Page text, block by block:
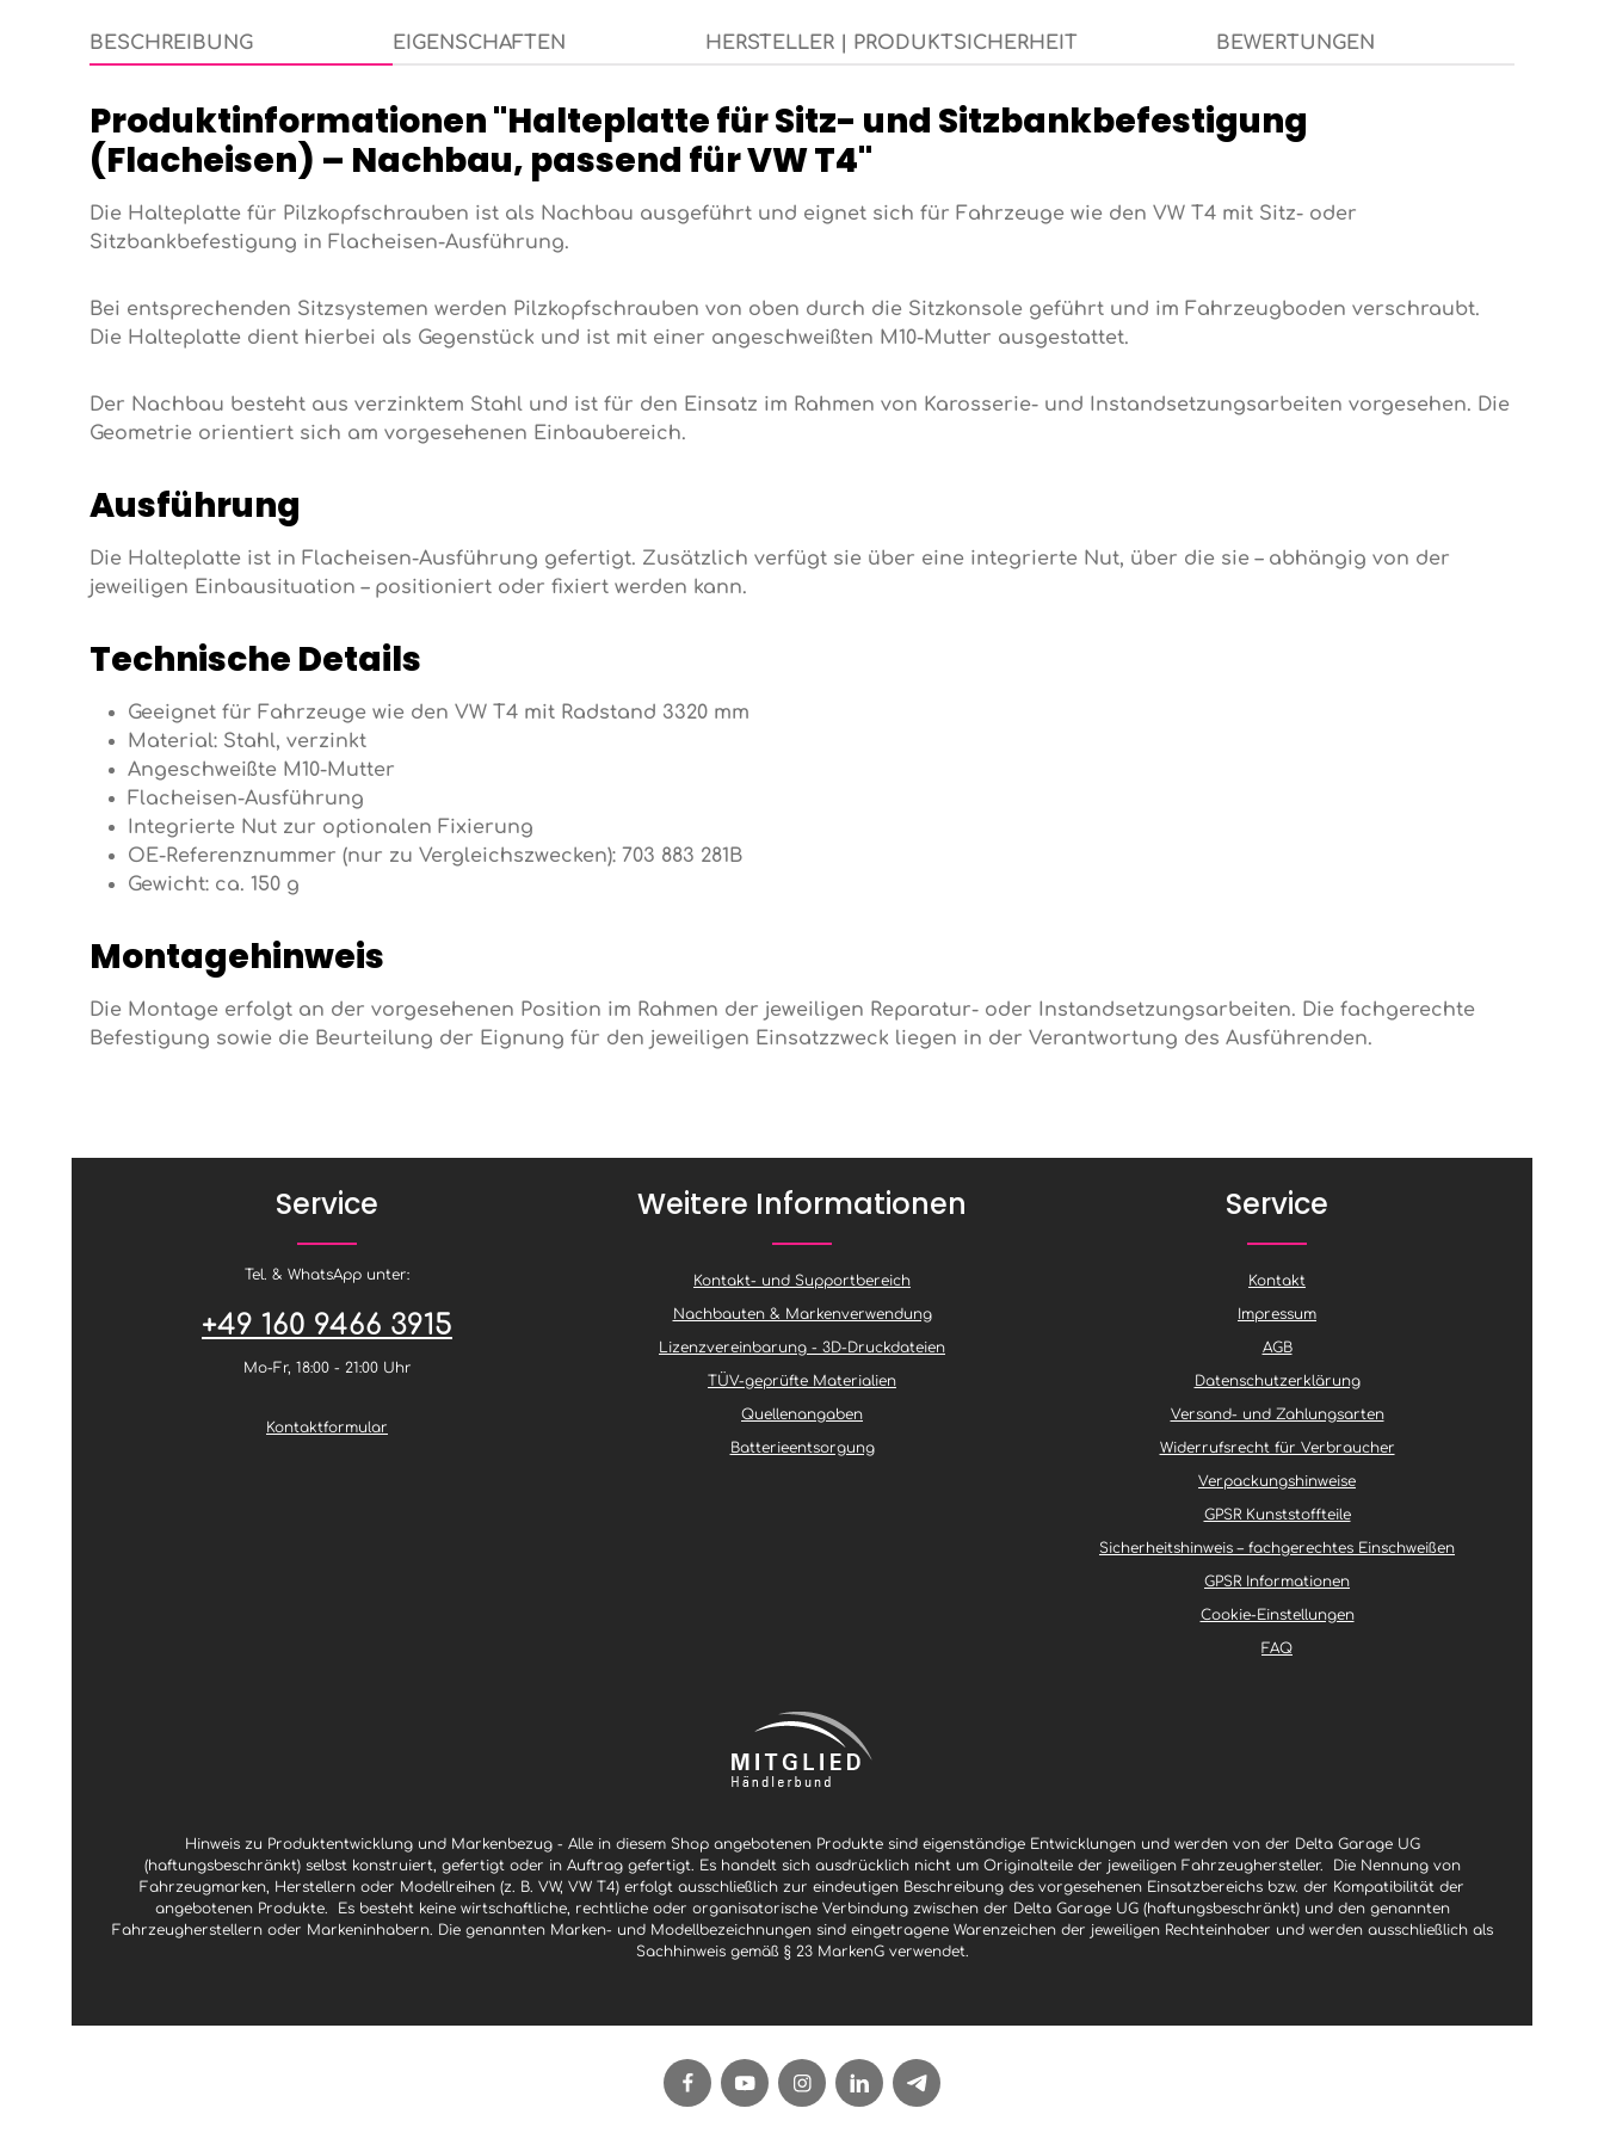
BESCHREIBUNG EIGENSCHAFTEN HERSTELLER | PRODUKTSICHERHEIT BEWERTUNGEN
Produktinformationen "Halteplatte für Sitz- und Sitzbankbefestigung
(Flacheisen) – Nachbau, passend für VW T4"
Die Halteplatte für Pilzkopfschrauben ist als Nachbau ausgeführt und eignet sich für Fahrzeuge wie den VW T4 mit Sitz- oder
Sitzbankbefestigung in Flacheisen-Ausführung.
Bei entsprechenden Sitzsystemen werden Pilzkopfschrauben von oben durch die Sitzkonsole geführt und im Fahrzeugboden verschraubt.
Die Halteplatte dient hierbei als Gegenstück und ist mit einer angeschweißten M10-Mutter ausgestattet.
Der Nachbau besteht aus verzinktem Stahl und ist für den Einsatz im Rahmen von Karosserie- und Instandsetzungsarbeiten vorgesehen. Die
Geometrie orientiert sich am vorgesehenen Einbaubereich.
Ausführung
Die Halteplatte ist in Flacheisen-Ausführung gefertigt. Zusätzlich verfügt sie über eine integrierte Nut, über die sie – abhängig von der
jeweiligen Einbausituation – positioniert oder fixiert werden kann.
Technische Details
Geeignet für Fahrzeuge wie den VW T4 mit Radstand 3320 mm
Material: Stahl, verzinkt
Angeschweißte M10-Mutter
Flacheisen-Ausführung
Integrierte Nut zur optionalen Fixierung
OE-Referenznummer (nur zu Vergleichszwecken): 703 883 281B
Gewicht: ca. 150 g
Montagehinweis
Die Montage erfolgt an der vorgesehenen Position im Rahmen der jeweiligen Reparatur- oder Instandsetzungsarbeiten. Die fachgerechte
Befestigung sowie die Beurteilung der Eignung für den jeweiligen Einsatzzweck liegen in der Verantwortung des Ausführenden.
Service
Tel. & WhatsApp unter:
+49 160 9466 3915
Mo-Fr, 18:00 - 21:00 Uhr
Kontaktformular
Weitere Informationen
Kontakt- und Supportbereich
Nachbauten & Markenverwendung
Lizenzvereinbarung - 3D-Druckdateien
TÜV-geprüfte Materialien
Quellenangaben
Batterieentsorgung
Service
Kontakt
Impressum
AGB
Datenschutzerklärung
Versand- und Zahlungsarten
Widerrufsrecht für Verbraucher
Verpackungshinweise
GPSR Kunststoffteile
Sicherheitshinweis – fachgerechtes Einschweißen
GPSR Informationen
Cookie-Einstellungen
FAQ
Hinweis zu Produktentwicklung und Markenbezug - Alle in diesem Shop angebotenen Produkte sind eigenständige Entwicklungen und werden von der Delta Garage UG
(haftungsbeschränkt) selbst konstruiert, gefertigt oder in Auftrag gefertigt. Es handelt sich ausdrücklich nicht um Originalteile der jeweiligen Fahrzeughersteller.
Die Nennung von
Fahrzeugmarken, Herstellern oder Modellreihen (z. B. VW, VW T4) erfolgt ausschließlich zur eindeutigen Beschreibung des vorgesehenen Einsatzbereichs bzw. der Kompatibilität der
angebotenen Produkte.
Es besteht keine wirtschaftliche, rechtliche oder organisatorische Verbindung zwischen der Delta Garage UG (haftungsbeschränkt) und den genannten
Fahrzeugherstellern oder Markeninhabern. Die genannten Marken- und Modellbezeichnungen sind eingetragene Warenzeichen der jeweiligen Rechteinhaber und werden ausschließlich als
Sachhinweis gemäß § 23 MarkenG verwendet.